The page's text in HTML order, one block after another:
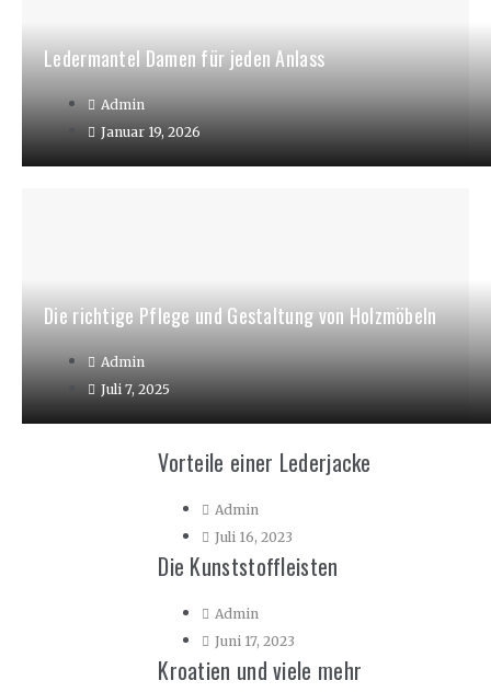
Ledermantel Damen für jeden Anlass
Admin
Januar 19, 2026
Die richtige Pflege und Gestaltung von Holzmöbeln
Admin
Juli 7, 2025
Vorteile einer Lederjacke
Admin
Juli 16, 2023
Die Kunststoffleisten
Admin
Juni 17, 2023
Kroatien und viele mehr